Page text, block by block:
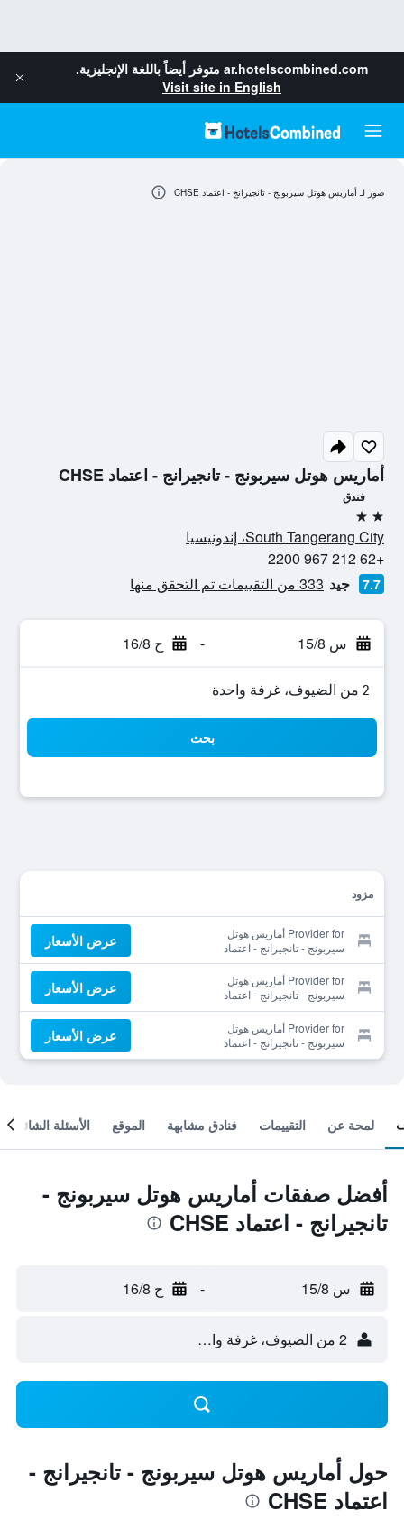
ar.hotelscombined.com متوفر أيضاً باللغة الإنجليزية.
Visit site in English
أماريس هوتل سيربونج - تانجيرانج - اعتماد CHSE
فندق
2 نجمتين
South Tangerang City، إندونيسيا
+62 212 967 2200
7.7 جيد 333 من التقييمات تم التحقق منها
س 15/8 - ح 16/8
2 من الضيوف، غرفة واحدة
بحث
مزود
Provider for أماريس هوتل
سيربونج - تانجيرانج - اعتماد
CHSE
عرض الأسعار
Provider for أماريس هوتل
سيربونج - تانجيرانج - اعتماد
CHSE
عرض الأسعار
Provider for أماريس هوتل
سيربونج - تانجيرانج - اعتماد
CHSE
عرض الأسعار
صور لـ أماريس هوتل سيربونج - تانجيرانج - اعتماد CHSE
لمحة عن التقييمات فنادق مشابهة الموقع الأسئلة الشائعة
أفضل صفقات أماريس هوتل سيربونج -
تانجيرانج - اعتماد CHSE
س 15/8 - ح 16/8
2 من الضيوف، غرفة واحدة
حول أماريس هوتل سيربونج - تانجيرانج -
اعتماد CHSE